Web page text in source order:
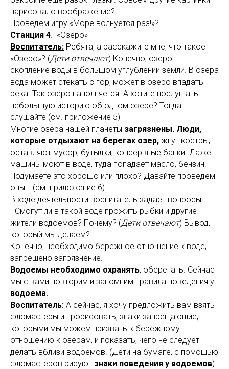
нарисовало воображение?
Проведем игру «Море волнуется раз!»?
Станция 4. «Озеро»
Воспитатель: Ребята, а расскажите мне, что такое
«Озеро»? (Дети отвечают) Конечно, озеро –
скопление воды в большом углублении земли. В озера
вода может стекать с гор, может в озеро впадать
река. Так озеро наполняется. А хотите послушать
небольшую историю об одном озере? Тогда
слушайте (см. приложение 5)
Многие озера нашей планеты загрязнены. Люди,
которые отдыхают на берегах озер, жгут костры,
оставляют мусор, бутылки, консервные банки. Даже
машины моют в воде, туда попадает масло, бензин.
Подумаете это хорошо или плохо? Давайте проведем
опыт. (см. приложение 6)
В ходе деятельности воспитатель задаёт вопросы:
- Смогут ли в такой воде прожить рыбки и другие
жители водоемов? Почему? (Дети отвечают) Вывод,
который мы делаем?
Конечно, необходимо бережное отношение к воде,
запрещено загрязнение.
Водоемы необходимо охранять, оберегать. Сейчас
мы с вами повторим и запомним правила поведения у
водоема.
Воспитатель: А сейчас, я хочу предложить вам взять
фломастеры и прорисовать, знаки запрещающие,
которыми мы можем призвать к бережному
отношению к озерам, и показать, чего не следует
делать вблизи водоемов. (Дети на бумаге, с помощью
фломастеров рисуют знаки поведения у водоемов).